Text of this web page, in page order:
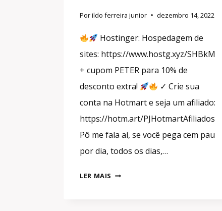
Porildo ferreira junior dezembro 14, 2022
Hostinger: Hospedagem de
sites: https://www.hostg.xyz/SHBkM
+ cupom PETER para 10% de
desconto extra!
✓ Crie sua
conta na Hotmart e seja um afiliado:
https://hotm.art/PJHotmartAfiliados
Pô me fala aí, se você pega cem pau
por dia, todos os dias,…
LER MAIS PASSO